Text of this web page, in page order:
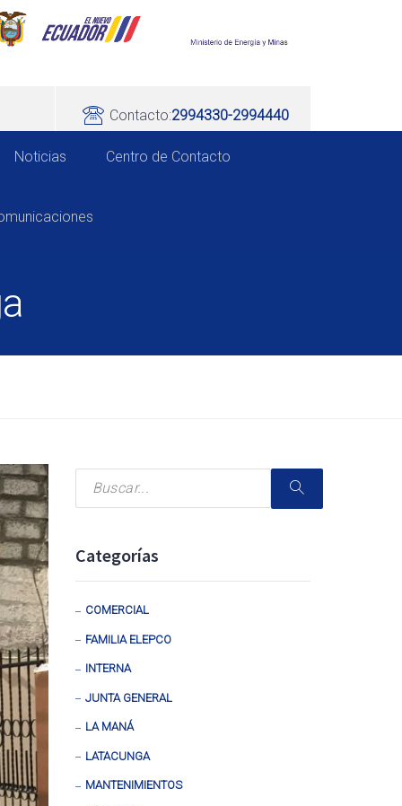
Contacto:2994330-2994440
Noticias Centro de Contacto
Categorías
COMERCIAL
FAMILIA ELEPCO
INTERNA
JUNTA GENERAL
LA MANÁ
LATACUNGA
MANTENIMIENTOS